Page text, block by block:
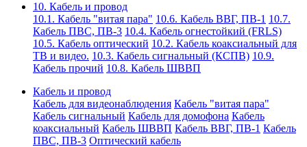
10. Кабель и провод
10.1. Кабель "витая пара" 10.6. Кабель ВВГ, ПВ-1 10.7.
Кабель ПВС, ПВ-3 10.4. Кабель огнестойкий (FRLS)
10.5. Кабель оптический 10.2. Кабель коаксиальный для
ТВ и видео. 10.3. Кабель сигнальный (КСПВ) 10.9.
Кабель прочий 10.8. Кабель ШВВП
Кабель и провод
Кабель для видеонаблюдения Кабель "витая пара"
Кабель сигнальный Кабель для домофона Кабель
коаксиальный Кабель ШВВП Кабель ВВГ, ПВ-1 Кабель
ПВС, ПВ-3 Оптический кабель